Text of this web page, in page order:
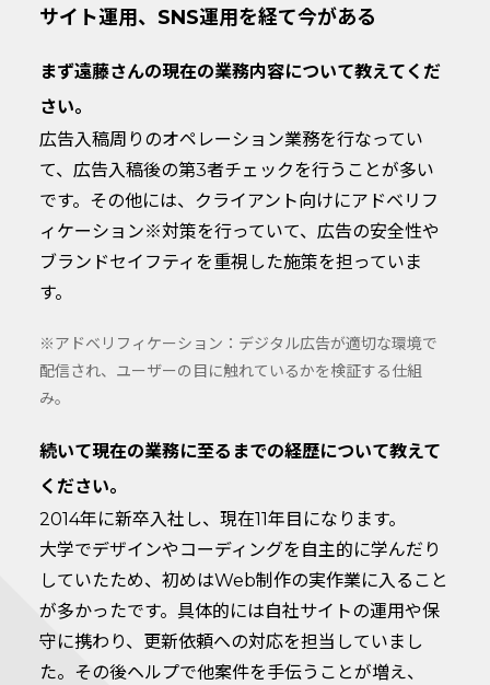
サイト運用、SNS運用を経て今がある
まず遠藤さんの現在の業務内容について教えてくだ
さい。
広告入稿周りのオペレーション業務を行なってい
て、広告入稿後の第3者チェックを行うことが多い
です。その他には、クライアント向けにアドベリフ
ィケーション※対策を行っていて、広告の安全性や
ブランドセイフティを重視した施策を担っていま
す。
※アドベリフィケーション：デジタル広告が適切な環境で
配信され、ユーザーの目に触れているかを検証する仕組
み。
続いて現在の業務に至るまでの経歴について教えて
ください。
2014年に新卒入社し、現在11年目になります。
大学でデザインやコーディングを自主的に学んだり
していたため、初めはWeb制作の実作業に入ること
が多かったです。具体的には自社サイトの運用や保
守に携わり、更新依頼への対応を担当していまし
た。その後ヘルプで他案件を手伝うことが増え、